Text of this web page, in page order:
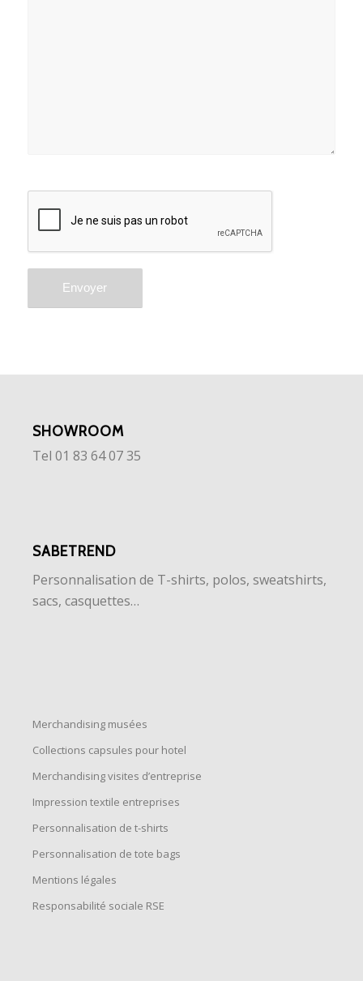
SHOWROOM
Tel 01 83 64 07 35
SABETREND
Personnalisation de T-shirts, polos, sweatshirts,
sacs, casquettes…
Merchandising musées
Collections capsules pour hotel
Merchandising visites d’entreprise
Impression textile entreprises
Personnalisation de t-shirts
Personnalisation de tote bags
Mentions légales
Responsabilité sociale RSE